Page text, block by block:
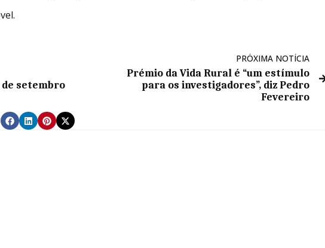
de setembro
PRÓXIMA NOTÍCIA
Prémio da Vida Rural é “um estímulo
para os investigadores”, diz Pedro
Fevereiro